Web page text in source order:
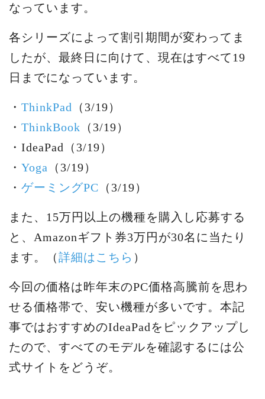
なっています。
各シリーズによって割引期間が変わってま
したが、最終日に向けて、現在はすべて19
日までになっています。
・ ThinkPad （3/19）
・ ThinkBook （3/19）
・IdeaPad（3/19）
・ Yoga （3/19）
・ ゲーミングPC （3/19）
また、15万円以上の機種を購入し応募する
と、Amazonギフト券3万円が30名に当たり
ます。（詳細はこちら ）
今回の価格は昨年末のPC価格高騰前を思わ
せる価格帯で、安い機種が多いです。本記
事ではおすすめのIdeaPadをピックアップし
たので、すべてのモデルを確認するには公
式サイトをどうぞ。